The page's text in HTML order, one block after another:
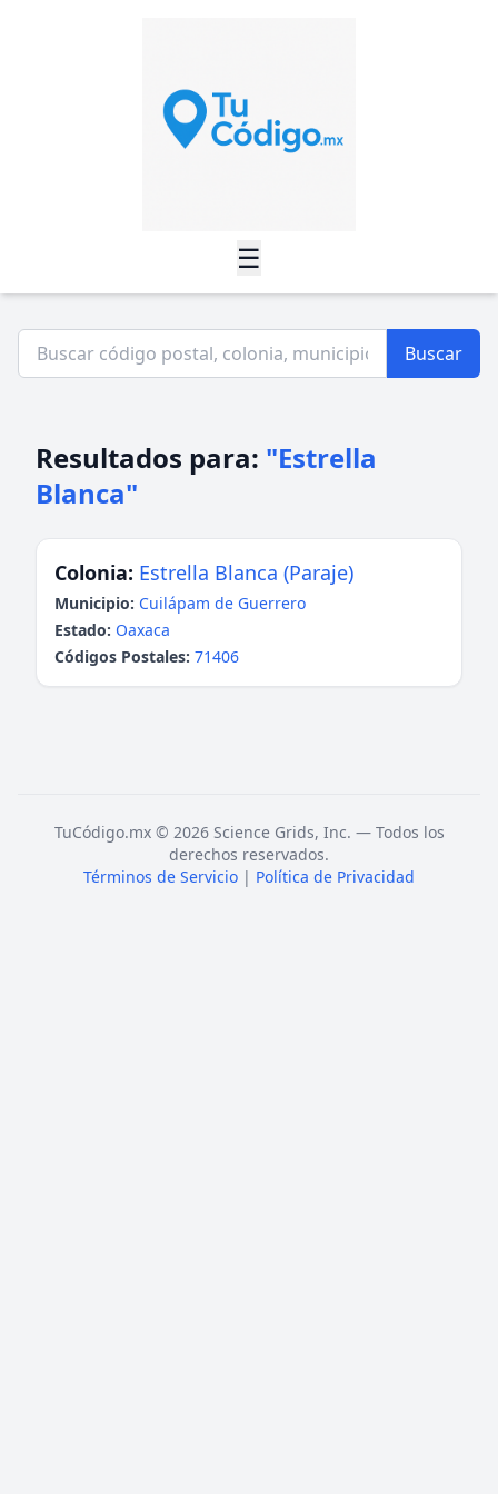
☰
Buscar
Resultados para: "Estrella
Blanca"
Colonia: Estrella Blanca (Paraje)
Municipio: Cuilápam de Guerrero
Estado: Oaxaca
Códigos Postales: 71406
TuCódigo.mx © 2026 Science Grids, Inc. — Todos los
derechos reservados.
Términos de Servicio | Política de Privacidad